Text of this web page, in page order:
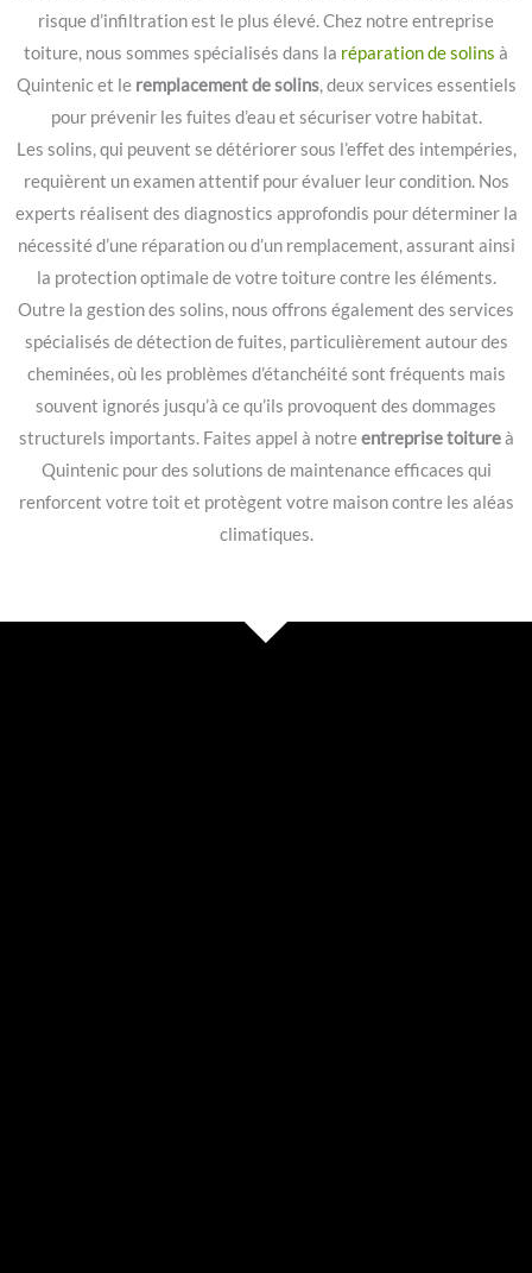
risque d’infiltration est le plus élevé. Chez notre entreprise
toiture, nous sommes spécialisés dans la réparation de solins à
Quintenic et le remplacement de solins, deux services essentiels
pour prévenir les fuites d’eau et sécuriser votre habitat.
Les solins, qui peuvent se détériorer sous l’effet des intempéries,
requièrent un examen attentif pour évaluer leur condition. Nos
experts réalisent des diagnostics approfondis pour déterminer la
nécessité d’une réparation ou d’un remplacement, assurant ainsi
la protection optimale de votre toiture contre les éléments.
Outre la gestion des solins, nous offrons également des services
spécialisés de détection de fuites, particulièrement autour des
cheminées, où les problèmes d’étanchéité sont fréquents mais
souvent ignorés jusqu’à ce qu’ils provoquent des dommages
structurels importants. Faites appel à notreentreprise toitureà
Quintenic pour des solutions de maintenance efficaces qui
renforcent votre toit et protègent votre maison contre les aléas
climatiques.